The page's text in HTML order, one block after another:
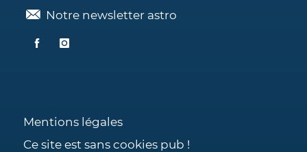
Notre newsletter astro
Mentions légales
Ce site est sans cookies pub !